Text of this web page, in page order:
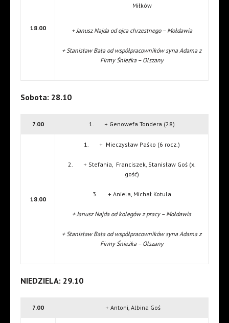
18.00
Miłków
+ Janusz Najda od ojca chrzestnego – Mołdawia
+ Stanisław Bała od współpracowników syna Adama z
Firmy Śnieżka – Olszany
Sobota: 28.10
7.00 1. + Genowefa Tondera (28)
18.00
1. + Mieczysław Paśko (6 rocz.)
2. + Stefania, Franciszek, Stanisław Goś (x.
gość)
3. + Aniela, Michał Kotula
+ Janusz Najda od kolegów z pracy – Mołdawia
+ Stanisław Bała od współpracowników syna Adama z
Firmy Śnieżka – Olszany
NIEDZIELA: 29.10
7.00 + Antoni, Albina Goś